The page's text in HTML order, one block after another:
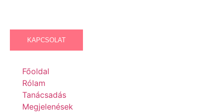
KAPCSOLAT
Főoldal
Rólam
Tanácsadás
Megjelenések